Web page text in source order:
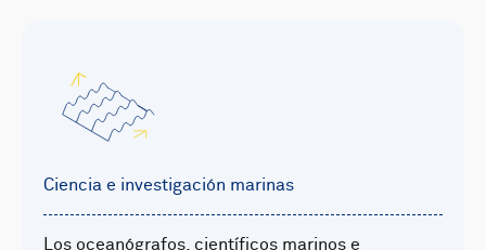
Ciencia e investigación marinas
Los oceanógrafos, científicos marinos e